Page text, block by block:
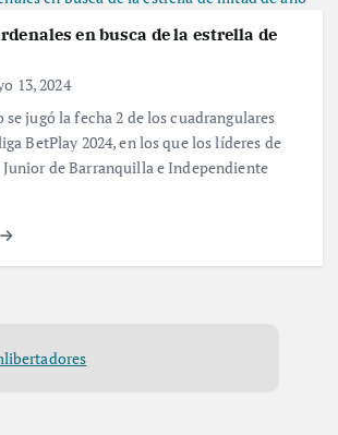
en busca de la estrella de
13, 2024
se jugó la fecha 2 de los cuadrangulares
BetPlay 2024, en los que los líderes de
de Barranquilla e Independiente